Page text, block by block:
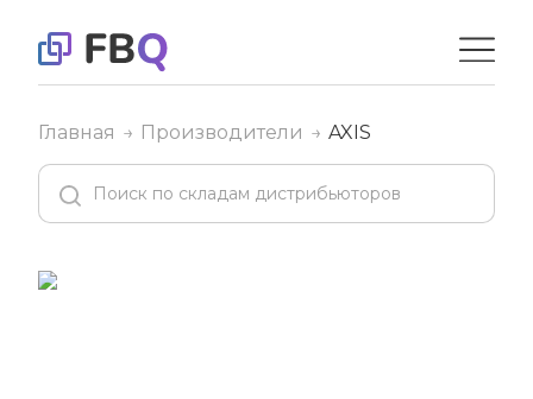
Главная Производители AXIS